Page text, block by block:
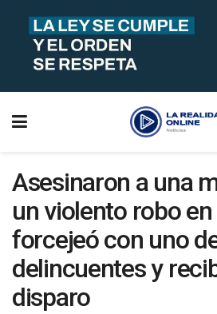
Asesinaron a una
un violento robo en
forcejeó con uno
delincuentes y
disparo